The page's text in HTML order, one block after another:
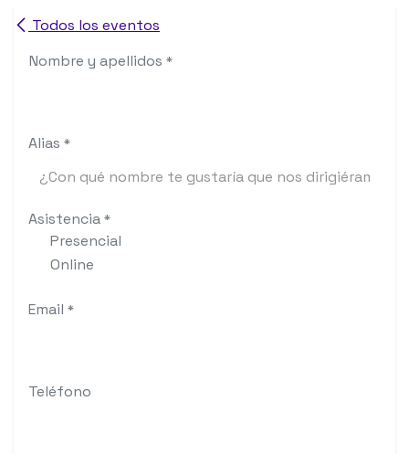
Todos los eventos
Nombre y apellidos *
Alias *
Asistencia *
Presencial
Online
Email *
Teléfono